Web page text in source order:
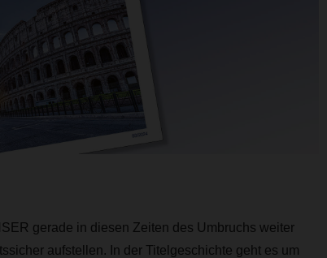
gerade in diesen Zeiten des Umbruchs weiter
aufstellen. In der Titelgeschichte geht es um